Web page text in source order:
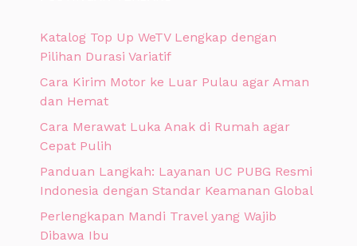
Katalog Top Up WeTV Lengkap dengan
Pilihan Durasi Variatif
Cara Kirim Motor ke Luar Pulau agar Aman
dan Hemat
Cara Merawat Luka Anak di Rumah agar
Cepat Pulih
Panduan Langkah: Layanan UC PUBG Resmi
Indonesia dengan Standar Keamanan Global
Perlengkapan Mandi Travel yang Wajib
Dibawa Ibu